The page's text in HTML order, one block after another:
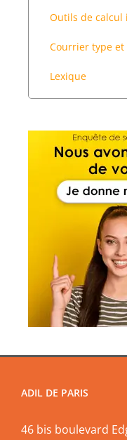
Outils de
Courrier type
Lexique
ADIL DE PARIS
46 bis boulevard